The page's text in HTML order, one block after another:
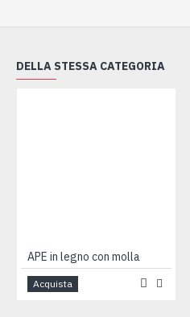
DELLA STESSA CATEGORIA
APE in legno con molla
Acquista